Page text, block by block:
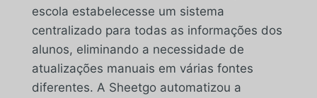
escola estabelecesse um sistema
centralizado para todas as informações dos
alunos, eliminando a necessidade de
atualizações manuais em várias fontes
diferentes. A Sheetgo automatizou a